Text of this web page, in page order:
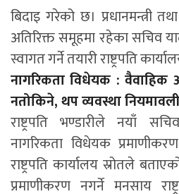
बिदाइ गरेको छ। प्रधानमन्त्री
अतिरिक्त समूहमा रहेका सचिव
स्वागत गर्ने तयारी राष्ट्रपति
नागरिकता विधेयक : वैवाहिक
नतोकिने, थप व्यवस्था
राष्ट्रपति भण्डारीले नयाँ
नागरिकता विधेयक
राष्ट्रपति कार्यालय स्रोतले
प्रमाणीकरण नगर्ने मनसाय